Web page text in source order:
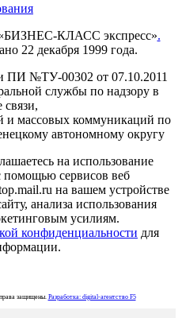
КЛАСС экспресс».
22 декабря 1999 года.
ПИ №ТУ-00302 от 07.10.2011
службы по надзору в
связи,
и массовых коммуникаций по
автономному округу
на использование
помощью сервисов веб
на вашем устройстве
анализа использования
усилиям.
конфиденциальности для
защищены. Разработка: digital-агентство F5